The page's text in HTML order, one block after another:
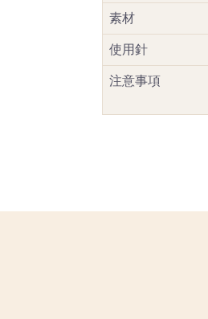
素材
使用針
注意事項